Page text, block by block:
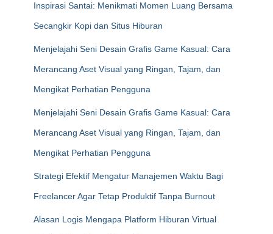
Inspirasi Santai: Menikmati Momen Luang Bersama
Secangkir Kopi dan Situs Hiburan
Menjelajahi Seni Desain Grafis Game Kasual: Cara
Merancang Aset Visual yang Ringan, Tajam, dan
Mengikat Perhatian Pengguna
Menjelajahi Seni Desain Grafis Game Kasual: Cara
Merancang Aset Visual yang Ringan, Tajam, dan
Mengikat Perhatian Pengguna
Strategi Efektif Mengatur Manajemen Waktu Bagi
Freelancer Agar Tetap Produktif Tanpa Burnout
Alasan Logis Mengapa Platform Hiburan Virtual